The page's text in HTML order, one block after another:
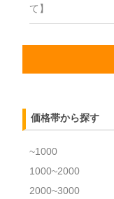
て】
価格帯から探す
~1000
1000~2000
2000~3000